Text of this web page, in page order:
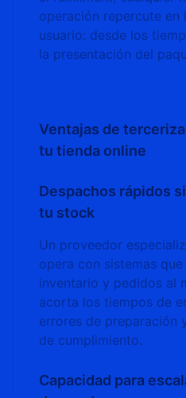
operación repercute en
usuario: desde los
la presentación del
Ventajas de
tu tienda online
Despachos rápidos
tu stock
Un proveedor
opera con sistemas
inventario y pedidos al
acorta los tiempos de
errores de preparación
de cumplimiento.
Capacidad para